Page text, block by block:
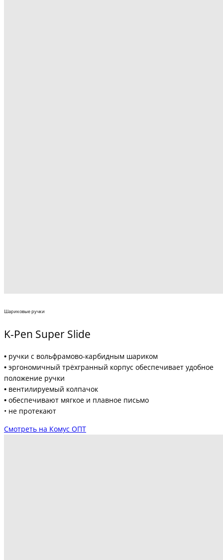
Шариковые ручки
K-Pen Super Slide
• ручки с вольфрамово-карбидным шариком
• эргономичный трёхгранный корпус обеспечивает удобное
положение ручки
• вентилируемый колпачок
• обеспечивают мягкое и плавное письмо
• не протекают
Смотреть на Комус ОПТ